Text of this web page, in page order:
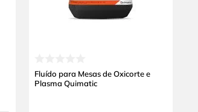
Fluído para Mesas de Oxicorte e
Plasma Quimatic